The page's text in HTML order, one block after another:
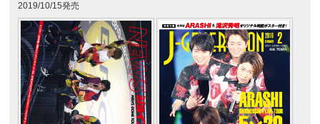
2019/10/15発売